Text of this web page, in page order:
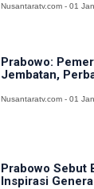
Nusantaratv.com - 01
Prabowo:
Jembatan,
Nusantaratv.com - 01
Prabowo Sebut
Inspirasi